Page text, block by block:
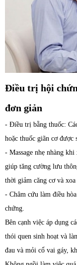
Điều trị hội
đơn giản
- Điều trị bằng thuốc:
hoặc thuốc giãn cơ được
- Massage nhẹ nhàng
giúp tăng cường lưu
thời giảm căng cơ và
- Châm cứu làm điều
chứng.
Bên cạnh việc áp dụng
thói quen sinh hoạt và
đau và mỏi cổ vai gáy,